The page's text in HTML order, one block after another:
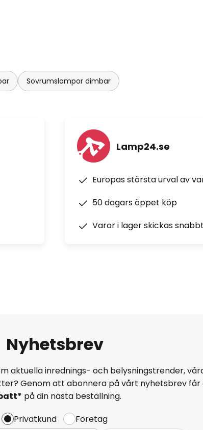
Sovrumslampor dimbar
Lamp24.se
Europas största urval av
50 dagars öppet köp
Varor i lager skickas snabbt
Nyhetsbrev
aktuella inrednings- och belysningstrender,
Genom att abonnera på vårt nyhetsbrev får
på din nästa beställning.
Privatkund
Företag